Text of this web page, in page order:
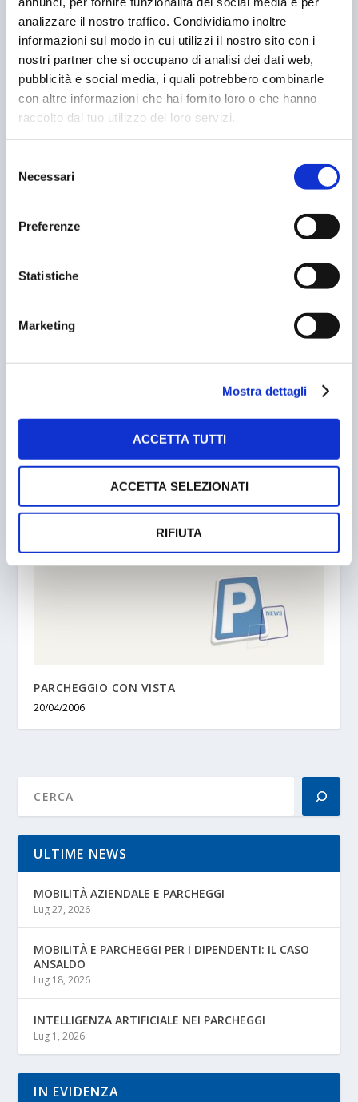
analizzare il nostro traffico. Condividiamo inoltre
informazioni sul modo in cui utilizzi il nostro sito con i
nostri partner che si occupano di analisi dei dati web,
pubblicità e social media, i quali potrebbero combinarle
con altre informazioni che hai fornito loro o che hanno
raccolto dal tuo utilizzo dei loro servizi.
delNecessari
Preferenze
Statistiche
Marketing
Mostra dettagli
ACCETTA TUTTI
ACCETTA SELEZIONATI
RIFIUTA
28/07/2023
07/07/2002
PARCHEGGIO CON VISTA
20/04/2006
ULTIME NEWS
MOBILITÀ AZIENDALE E PARCHEGGI
Lug 27, 2026
MOBILITÀ E PARCHEGGI PER I DIPENDENTI: IL CASO
ANSALDO
Lug 18, 2026
INTELLIGENZA ARTIFICIALE NEI PARCHEGGI
Lug 1, 2026
IN EVIDENZA